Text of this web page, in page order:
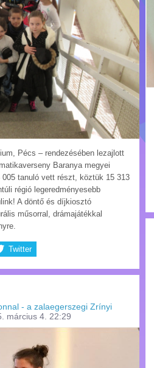
Pécs – rendezésében lezajlott
Baranya megyei
tanuló vett részt, köztük 15 313
régió legeredményesebb
A döntő és díjkiosztó
műsorral, drámajátékkal
Twitter
- a zalaegerszegi Zrínyi
március 4. 22:29